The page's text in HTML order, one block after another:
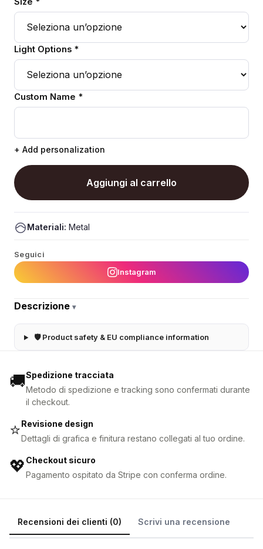
Light Options *
Custom Name *
+ Add personalization
Aggiungi al carrello
Materiali: Metal
Seguici
Instagram
Descrizione ▾
🛡 Product safety & EU compliance information
🚚Spedizione tracciata
Metodo di spedizione e tracking sono confermati durante
il checkout.
⭐Revisione design
Dettagli di grafica e finitura restano collegati al tuo ordine.
💖 Checkout sicuro
Pagamento ospitato da Stripe con conferma ordine.
Recensioni dei clienti (0) Scrivi una recensione